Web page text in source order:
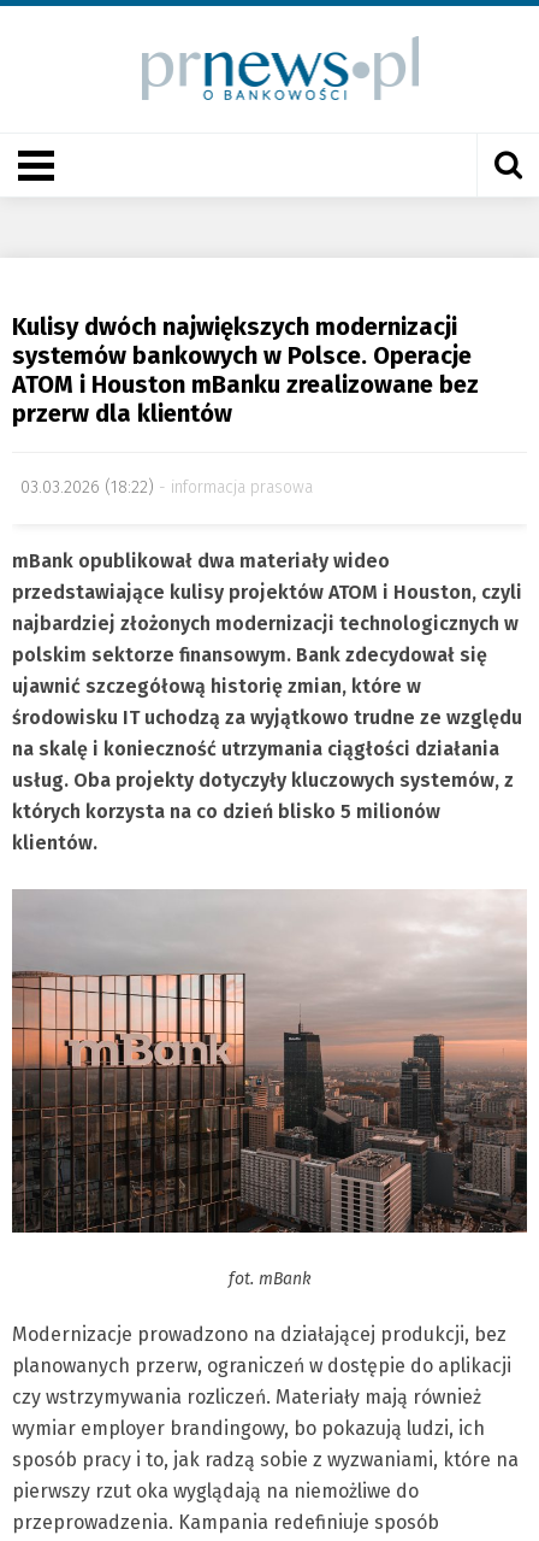
Kulisy dwóch największych modernizacji
systemów bankowych w Polsce. Operacje
ATOM i Houston mBanku zrealizowane bez
przerw dla klientów
03.03.2026 (18:22) informacja prasowa
mBank opublikował dwa materiały wideo
przedstawiające kulisy projektów ATOM i Houston, czyli
najbardziej złożonych modernizacji technologicznych w
polskim sektorze finansowym. Bank zdecydował się
ujawnić szczegółową historię zmian, które w
środowisku IT uchodzą za wyjątkowo trudne ze względu
na skalę i konieczność utrzymania ciągłości działania
usług. Oba projekty dotyczyły kluczowych systemów, z
których korzysta na co dzień blisko 5 milionów
klientów.
fot. mBank
Modernizacje prowadzono na działającej produkcji, bez
planowanych przerw, ograniczeń w dostępie do aplikacji
czy wstrzymywania rozliczeń. Materiały mają również
wymiar employer brandingowy, bo pokazują ludzi, ich
sposób pracy i to, jak radzą sobie z wyzwaniami, które na
pierwszy rzut oka wyglądają na niemożliwe do
przeprowadzenia. Kampania redefiniuje sposób